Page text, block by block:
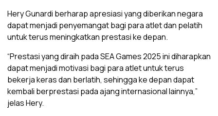
Hery Gunardi berharap apresiasi yang diberikan negara
dapat menjadi penyemangat bagi para atlet dan pelatih
untuk terus meningkatkan prestasi ke depan.
“Prestasi yang diraih pada SEA Games 2025 ini diharapkan
dapat menjadi motivasi bagi para atlet untuk terus
bekerja keras dan berlatih, sehingga ke depan dapat
kembali berprestasi pada ajang internasional lainnya,”
jelas Hery.